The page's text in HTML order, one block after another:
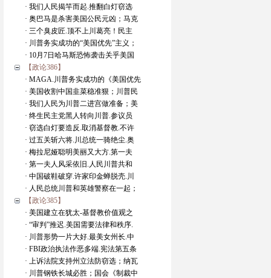
· 我们人民揭竿而起.推翻白灯窃选
· 奥巴马是杀害美国公民元凶；马克
· 三个臭皮匠.顶不上川葛亮！民主
· 川普务实成功的“美国优先”主义；
· 10月7日哈马斯恐怖袭击关乎美国
【政论386】
· MAGA.川普务实成功的《美国优先
· 美国收割中国韭菜稳准狠；川普民
· 我们人民为川普二进宫做准备；美
· 终生民主党黑人转向川普.参议员
· 窃选白灯要造反.取消基督教.不许
· 过五关斩六将.川总统一骑绝尘.奥
· 梅拉尼娅聪明美丽又大方.第一夫
· 第一夫人风采依旧.人民川普共和
· 中国破鞋破穿.许家印金蝉脱壳.川
· 人民总统川普和英雄警察在一起；
【政论385】
· 美国建立在犹太-基督教价值观之
· “审判”推迟.美国需要法律和秩序.
· 川普形势一片大好.最美女州长.中
· FBI政治执法作恶多端.宪法第五条
· 上诉法院支持州立法防窃选；纳瓦
· 川普钢铁长城必胜；国会《制裁中